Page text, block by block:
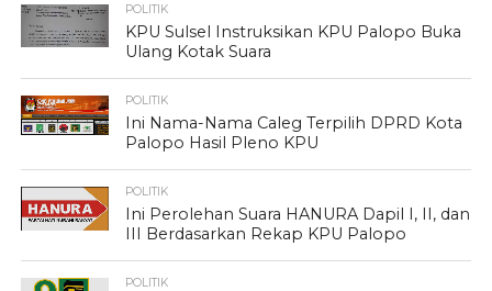
POLITIK
KPU Sulsel Instruksikan KPU Palopo Buka
Ulang Kotak Suara
POLITIK
Ini Nama-Nama Caleg Terpilih DPRD Kota
Palopo Hasil Pleno KPU
POLITIK
Ini Perolehan Suara HANURA Dapil I, II, dan
III Berdasarkan Rekap KPU Palopo
POLITIK